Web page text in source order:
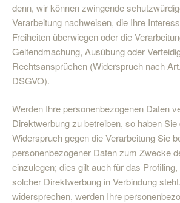
denn, wir können zwingende
Verarbeitung nachweisen, die Ihre
Freiheiten überwiegen oder die
Geltendmachung, Ausübung oder
Rechtsansprüchen (Widerspruch nach
DSGVO).
Werden Ihre personenbezogenen Daten
Direktwerbung zu betreiben, so haben
Widerspruch gegen die Verarbeitung Sie
personenbezogener Daten zum Zwecke
einzulegen; dies gilt auch für das
solcher Direktwerbung in Verbindung
widersprechen, werden Ihre